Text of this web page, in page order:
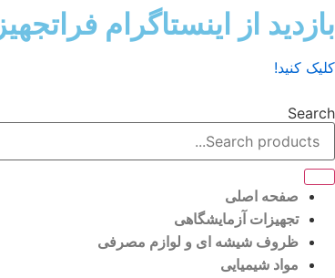
پرش
به
بازدید از اینستاگرام فراتجهیز
کلیک کنید!
Search
صفحه اصلی
تجهیزات آزمایشگاهی
ظروف شیشه ای و لوازم مصرفی
مواد شیمیایی